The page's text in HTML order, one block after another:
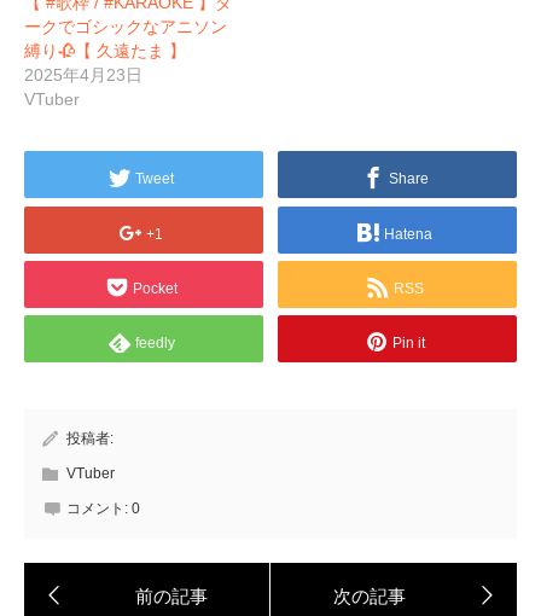
ークでゴシックなアニソン
縛り🥀【 久遠たま 】
2025年4月23日
VTuber
Tweet Share
+1 Hatena
Pocket RSS
feedly Pin it
投稿者:
VTuber
コメント: 0